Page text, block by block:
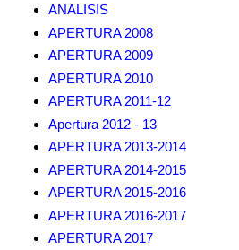
ANALISIS
APERTURA 2008
APERTURA 2009
APERTURA 2010
APERTURA 2011-12
Apertura 2012 - 13
APERTURA 2013-2014
APERTURA 2014-2015
APERTURA 2015-2016
APERTURA 2016-2017
APERTURA 2017